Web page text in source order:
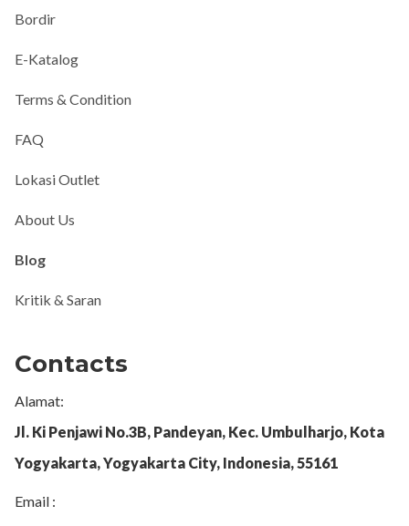
Bordir
E-Katalog
Terms & Condition
FAQ
Lokasi Outlet
About Us
Blog
Kritik & Saran
Contacts
Alamat:
Jl. Ki Penjawi No.3B, Pandeyan, Kec. Umbulharjo, Kota
Yogyakarta, Yogyakarta City, Indonesia, 55161
Email :